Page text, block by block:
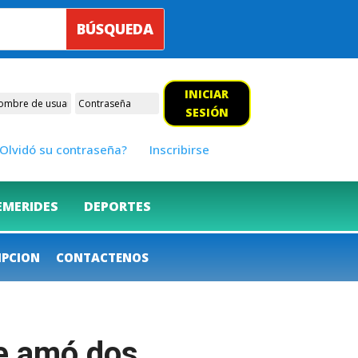
INICIAR
SESIÓN
su contraseña? Inscribirse
DEPORTES
CONTACTENOS